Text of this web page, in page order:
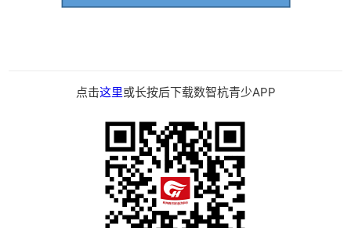
点击这里或长按后下载数智杭青少APP